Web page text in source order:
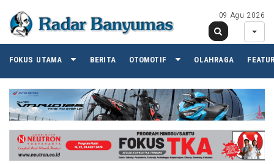
09 Agu 2026
FOKUS UTAMA BERITA OTOMOTIF OLAHRAGA